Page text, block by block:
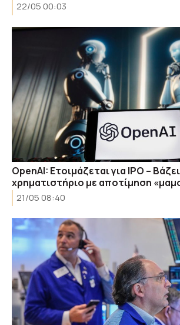
22/05 00:03
OpenAI: Ετοιμάζεται για IPO –
χρηματιστήριο με αποτίμηση
21/05 08:40